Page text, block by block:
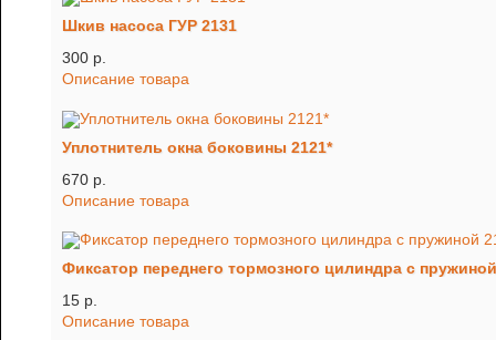
Шкив насоса ГУР 2131
300 p.
Описание товара
Уплотнитель окна боковины 2121*
670 p.
Описание товара
Фиксатор переднего тормозного цилиндра с
15 p.
Описание товара